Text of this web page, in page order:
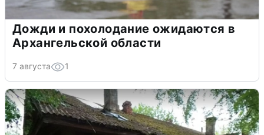
Дожди и похолодание ожидаются в
Архангельской области
7 августа 1